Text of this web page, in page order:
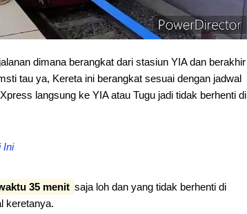
dimana berangkat dari stasiun YIA dan berakhir
tau ya, Kereta ini berangkat sesuai dengan jadwal
langsung ke YIA atau Tugu jadi tidak berhenti di
Ini
35 menit saja loh dan yang tidak berhenti di
keretanya.